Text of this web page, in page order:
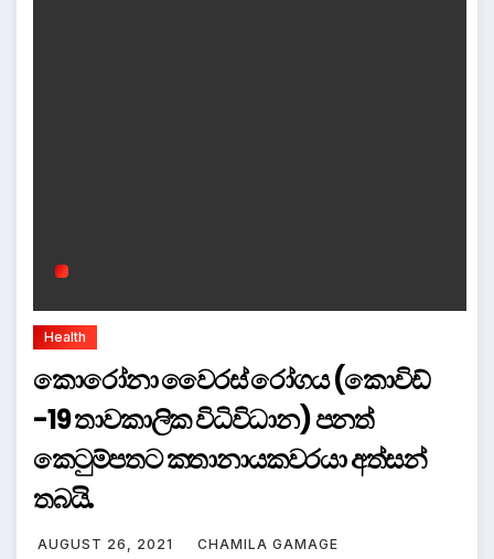
Health
කොරෝනා වෛරස් රෝගය (කොවිඩ්
-19 තාවකාලික විධිවිධාන) පනත්
කෙටුම්පතට කතානායකවරයා අත්සන්
තබයි.
AUGUST 26, 2021 CHAMILA GAMAGE